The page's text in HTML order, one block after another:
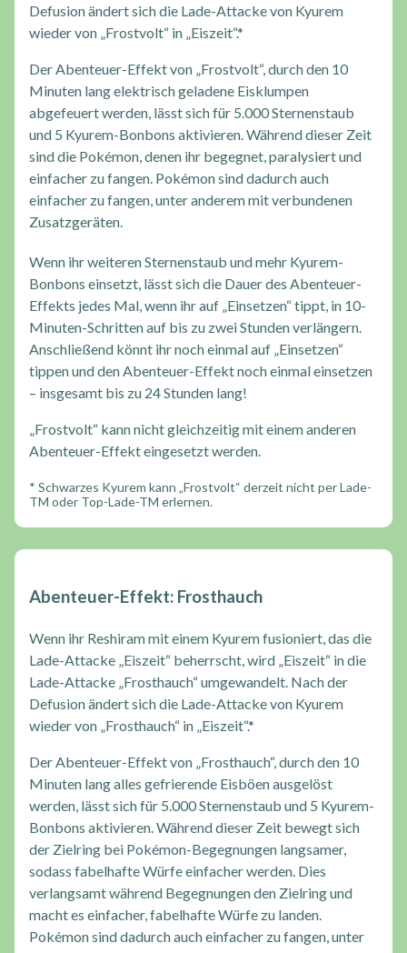
Defusion ändert sich die Lade-Attacke von Kyurem
wieder von „Frostvolt“ in „Eiszeit“.*
Der Abenteuer-Effekt von „Frostvolt“, durch den 10
Minuten lang elektrisch geladene Eisklumpen
abgefeuert werden, lässt sich für 5.000 Sternenstaub
und 5 Kyurem-Bonbons aktivieren. Während dieser Zeit
sind die Pokémon, denen ihr begegnet, paralysiert und
einfacher zu fangen. Pokémon sind dadurch auch
einfacher zu fangen, unter anderem mit verbundenen
Zusatzgeräten.
Wenn ihr weiteren Sternenstaub und mehr Kyurem-
Bonbons einsetzt, lässt sich die Dauer des Abenteuer-
Effekts jedes Mal, wenn ihr auf „Einsetzen“ tippt, in 10-
Minuten-Schritten auf bis zu zwei Stunden verlängern.
Anschließend könnt ihr noch einmal auf „Einsetzen“
tippen und den Abenteuer-Effekt noch einmal einsetzen
– insgesamt bis zu 24 Stunden lang!
„Frostvolt“ kann nicht gleichzeitig mit einem anderen
Abenteuer-Effekt eingesetzt werden.
* Schwarzes Kyurem kann „Frostvolt“ derzeit nicht per Lade-
TM oder Top-Lade-TM erlernen.
Abenteuer-Effekt: Frosthauch
Wenn ihr Reshiram mit einem Kyurem fusioniert, das die
Lade-Attacke „Eiszeit“ beherrscht, wird „Eiszeit“ in die
Lade-Attacke „Frosthauch“ umgewandelt. Nach der
Defusion ändert sich die Lade-Attacke von Kyurem
wieder von „Frosthauch“ in „Eiszeit“.*
Der Abenteuer-Effekt von „Frosthauch“, durch den 10
Minuten lang alles gefrierende Eisböen ausgelöst
werden, lässt sich für 5.000 Sternenstaub und 5 Kyurem-
Bonbons aktivieren. Während dieser Zeit bewegt sich
der Zielring bei Pokémon-Begegnungen langsamer,
sodass fabelhafte Würfe einfacher werden. Dies
verlangsamt während Begegnungen den Zielring und
macht es einfacher, fabelhafte Würfe zu landen.
Pokémon sind dadurch auch einfacher zu fangen, unter